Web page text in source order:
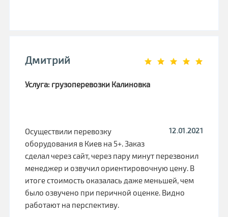
Дмитрий
Услуга: грузоперевозки Калиновка
12.01.2021
Осуществили перевозку
оборудования в Киев на 5+. Заказ
сделал через сайт, через пару минут перезвонил
менеджер и озвучил ориентировочную цену. В
итоге стоимость оказалась даже меньшей, чем
было озвучено при перичной оценке. Видно
работают на перспективу.